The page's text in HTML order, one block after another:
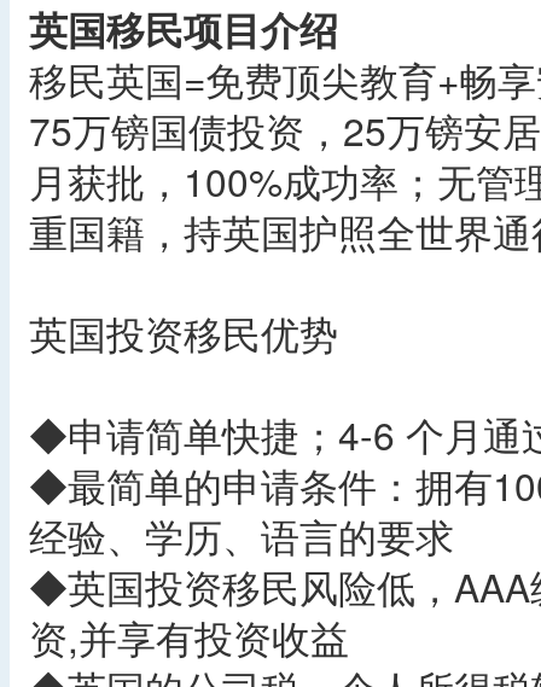
英国移民项目介绍
移民英国=免费顶尖教育+畅
75万镑国债投资，25万镑安
月获批，100%成功率；无管
重国籍，持英国护照全世界
英国投资移民优势
◆申请简单快捷；4-6 个月通
◆最简单的申请条件：拥有
经验、学历、语言的要求
◆英国投资移民风险低，
资,并享有投资收益